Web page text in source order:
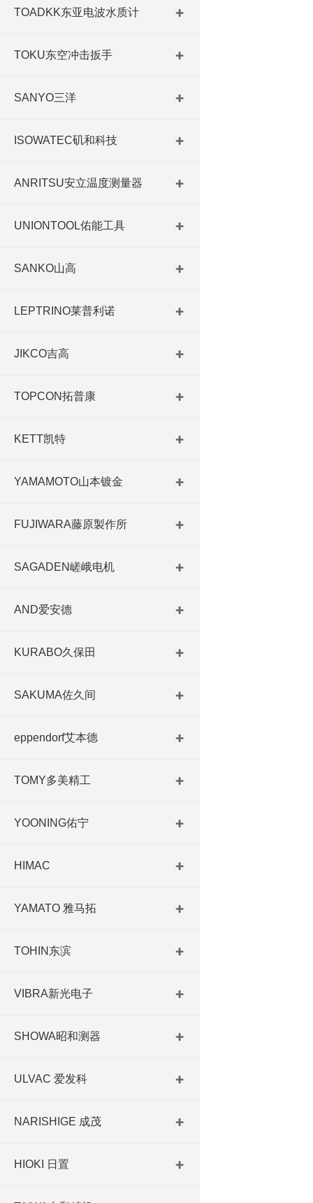
TOADKK东亚电波水质计
TOKU东空冲击扳手
SANYO三洋
ISOWATEC矶和科技
ANRITSU安立温度测量器
UNIONTOOL佑能工具
SANKO山高
LEPTRINO莱普利诺
JIKCO吉高
TOPCON拓普康
KETT凯特
YAMAMOTO山本镀金
FUJIWARA藤原製作所
SAGADEN嵯峨电机
AND爱安德
KURABO久保田
SAKUMA佐久间
eppendorf艾本德
TOMY多美精工
YOONING佑宁
HIMAC
YAMATO 雅马拓
TOHIN东滨
VIBRA新光电子
SHOWA昭和测器
ULVAC 爱发科
NARISHIGE 成茂
HIOKI 日置